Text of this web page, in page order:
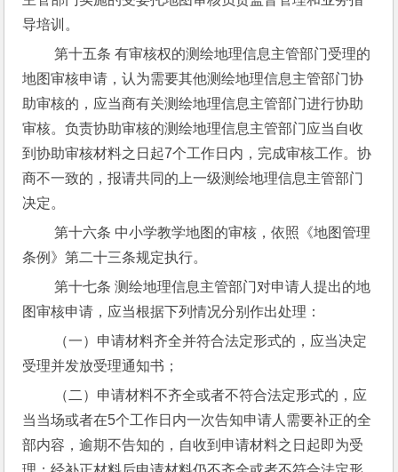
导培训。
第十五条 有审核权的测绘地理信息主管部门受理的
地图审核申请，认为需要其他测绘地理信息主管部门协
助审核的，应当商有关测绘地理信息主管部门进行协助
审核。负责协助审核的测绘地理信息主管部门应当自收
到协助审核材料之日起7个工作日内，完成审核工作。协
商不一致的，报请共同的上一级测绘地理信息主管部门
决定。
第十六条 中小学教学地图的审核，依照《地图管理
条例》第二十三条规定执行。
第十七条 测绘地理信息主管部门对申请人提出的地
图审核申请，应当根据下列情况分别作出处理：
受理并发放受理通知书；
当当场或者在5个工作日内一次告知申请人需要补正的全
部内容，逾期不告知的，自收到申请材料之日起即为受